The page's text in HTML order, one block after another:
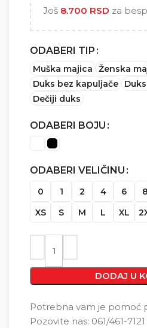
Još 8.700 RSD za
ODABERI TIP
Muška majica Ženska
Duks bez kapuljače
Dečiji duks
ODABERI BOJU
ODABERI VELIČINU
0 1 2 4 6 8
XS
S M L XL
DODAJ U
Potrebna vam je pomoć
Pozovite nas: 061/461-7121